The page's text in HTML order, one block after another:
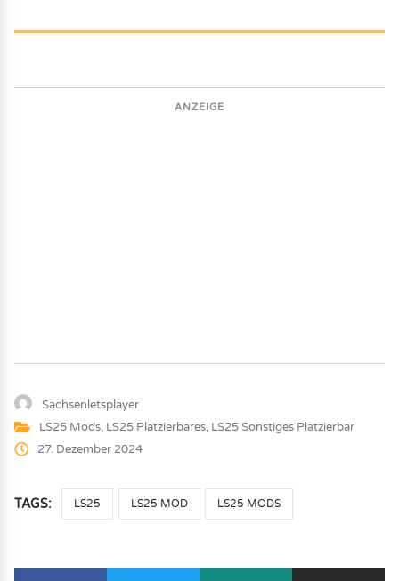
ANZEIGE
Sachsenletsplayer
LS25 Mods, LS25 Platzierbares, LS25 Sonstiges Platzierbar
27. Dezember 2024
TAGS: LS25 LS25 MOD LS25 MODS